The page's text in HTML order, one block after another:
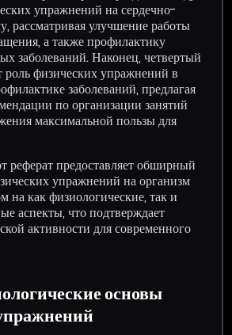
упражнений на сердечно-
рассматривая улучшение работы
а также профилактику
заболеваний. Наконец, четвертый
роль физических упражнений в
заболеваний, предлагая
по организации занятий
максимальной пользы для
реферат предоставляет обширный
упражнений на организм
на как физиологические, так и
аспекты, что подтверждает
активности для современного
основы